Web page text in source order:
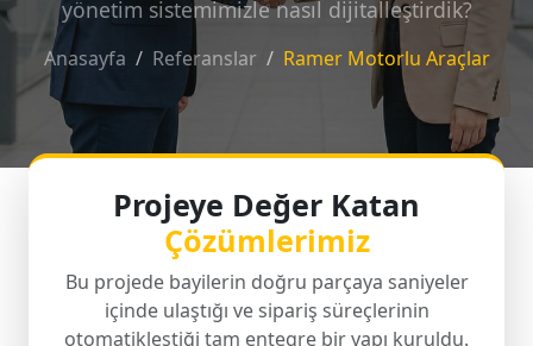
yönetim sistemimizle nasıl dijitalleştirdik?
Anasayfa Referanslar Ramer Motorlu Araçlar
Projeye Değer Katan
Çözümlerimiz
Bu projede bayilerin doğru parçaya saniyeler
içinde ulaştığı ve sipariş süreçlerinin
otomatikleştiği tam entegre bir yapı kuruldu.